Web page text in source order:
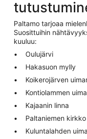
Paltamo tarjoaa
Suosittuihin
kuuluu:
Oulujärvi
Hakasuon mylly
Koikerojärven
Kontiolammen
Kajaanin linna
Paltaniemen kirkko
Kuluntalahden